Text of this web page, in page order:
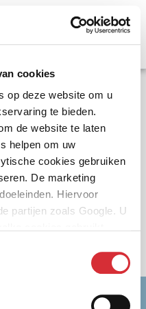
cookies
op deze website om u
te bieden.
de website te laten
helpen om uw
cookies gebruiken
De marketing
Hiervoor
partijen zoals Google. U